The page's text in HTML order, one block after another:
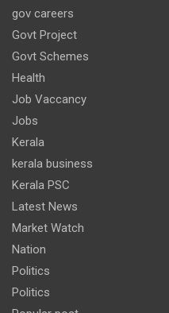
gov careers
Govt Project
Govt Schemes
Health
Job Vaccancy
Jobs
Kerala
kerala business
Kerala PSC
Latest News
Market Watch
Nation
Politics
Politics